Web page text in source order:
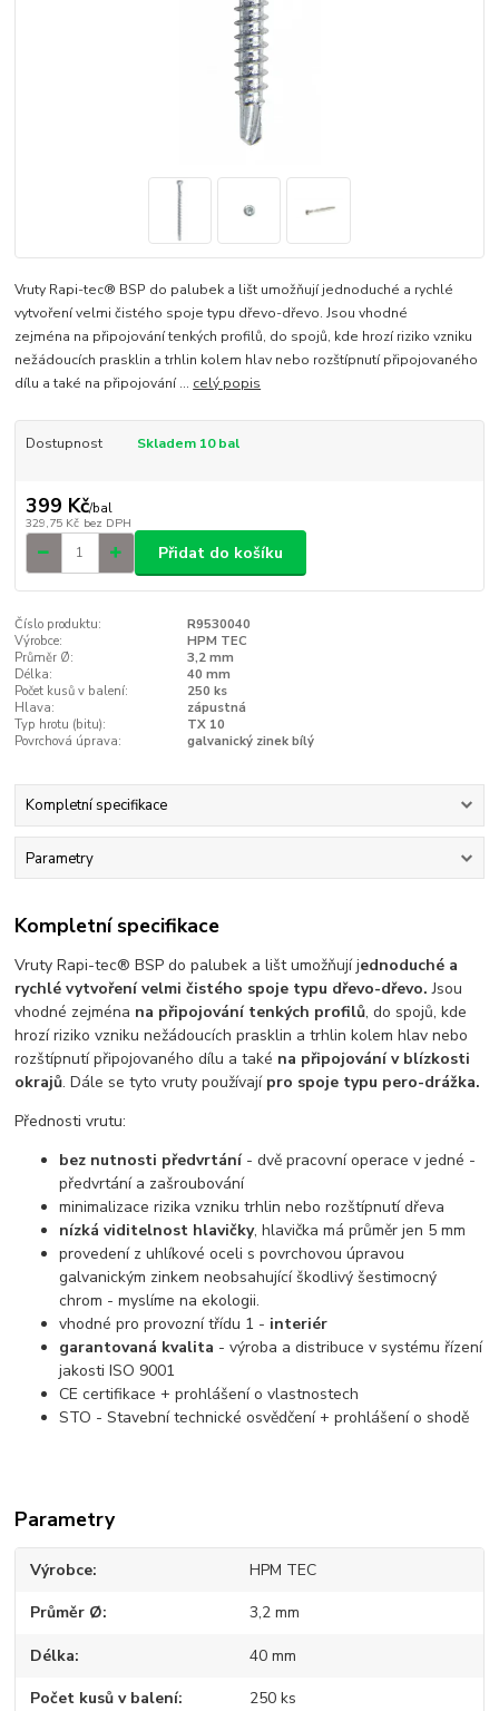
Vruty Rapi-tec® BSP do palubek a lišt umožňují jednoduché a rychlé
vytvoření velmi čistého spoje typu dřevo-dřevo. Jsou vhodné
zejména na připojování tenkých profilů, do spojů, kde hrozí riziko vzniku
nežádoucích prasklin a trhlin kolem hlav nebo rozštípnutí připojovaného
dílu a také na připojování ... celý popis
Dostupnost Skladem 10 bal
399 Kč/bal
329,75 Kč bez DPH
Přidat do košíku
Číslo produktu:
R9530040
Výrobce:
HPM TEC
Průměr Ø:
3,2 mm
Délka:
40 mm
Počet kusů v balení:
250 ks
Hlava:
zápustná
Typ hrotu (bitu):
TX 10
Povrchová úprava:
galvanický zinek bílý
Kompletní specifikace
Parametry
Kompletní specifikace
Vruty Rapi-tec® BSP do palubek a lišt umožňují jednoduché a
rychlé vytvoření velmi čistého spoje typu dřevo-dřevo. Jsou
vhodné zejména na připojování tenkých profilů, do spojů, kde
hrozí riziko vzniku nežádoucích prasklin a trhlin kolem hlav nebo
rozštípnutí připojovaného dílu a také na připojování v blízkosti
okrajů. Dále se tyto vruty používají pro spoje typu pero-drážka.
Přednosti vrutu:
bez nutnosti předvrtání - dvě pracovní operace v jedné -
předvrtání a zašroubování
minimalizace rizika vzniku trhlin nebo rozštípnutí dřeva
nízká viditelnost hlavičky, hlavička má průměr jen 5 mm
provedení z uhlíkové oceli s povrchovou úpravou
galvanickým zinkem neobsahující škodlivý šestimocný
chrom - myslíme na ekologii.
vhodné pro provozní třídu 1 - interiér
garantovaná kvalita - výroba a distribuce v systému řízení
jakosti ISO 9001
CE certifikace + prohlášení o vlastnostech
STO - Stavební technické osvědčení + prohlášení o shodě
Parametry
Výrobce HPM TEC
Průměr Ø 3,2 mm
Délka 40 mm
Počet kusů v balení 250 ks